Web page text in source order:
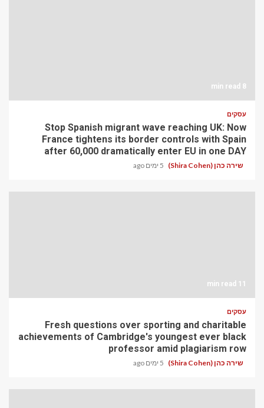
8 min read
עסקים
Stop Spanish migrant wave reaching UK: Now
France tightens its border controls with Spain
after 60,000 dramatically enter EU in one DAY
שירה כהן (Shira Cohen) 5 ימים ago
11 min read
עסקים
Fresh questions over sporting and charitable
achievements of Cambridge's youngest ever black
professor amid plagiarism row
שירה כהן (Shira Cohen) 5 ימים ago